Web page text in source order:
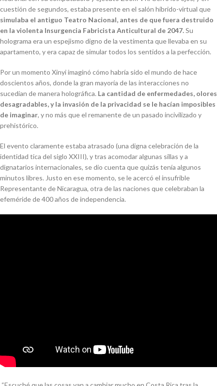
cuestión de segundos, estaba presente en el salón híbrido-virtual que
simulaba el antiguo Teatro Nacional, antes de que fuera destruido
en la violenta Insurgencia Fabricista Anticultural de 2047.Su
holograma era un espejismo digno de la vestimenta que llevaba en su
apartamento, y era capaz de simular todos los sentidos a la perfección.
Por un momento Xinyi imaginó cómo habría sido el mundo de hace
doscientos años, donde la gran mayoría de las interacciones no
sucedían de manera holográfica. La cantidad de enfermedades, olores
desagradables, y la invasión de la privacidad se le hacían imposibles
de imaginar, y no más que el remanente de un pasado incivilizado y
prehistórico.
El evento claramente estaba atrasado (una digna celebración de la
identidad tica del siglo XXIII), y tras acomodar algunas sillas y a
dignatarios internacionales, se dio cuenta que quizás tenía algunos
minutos libres. Justo en ese momento, se le acercó el insufrible
Representante de Nicaragua, otra de las naciones que celebraban la
efeméride de 400 años de independencia.